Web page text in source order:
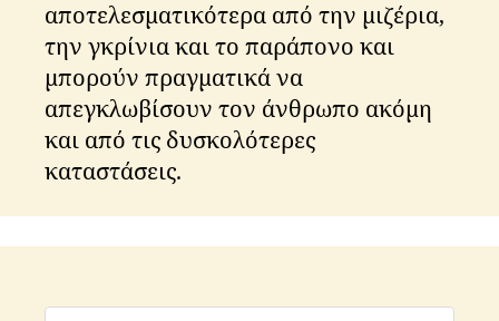
αποτελεσματικότερα από την μιζέρια,
την γκρίνια και το παράπονο και
μπορούν πραγματικά να
απεγκλωβίσουν τον άνθρωπο ακόμη
και από τις δυσκολότερες
καταστάσεις.